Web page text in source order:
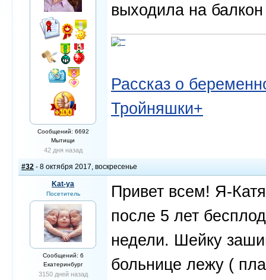
Сообщений: 6692
Мытищи
42 дня назад
выходила на
Рассказ о
Тройняшки+
#32 - 8 октября 2017, воскресенье
Kat-ya
Посетитель
Сообщений: 6
Екатеринбург
3150 дней назад
Привет всем! Я-
после 5 лет
недели. Шейку
больнице лежу (